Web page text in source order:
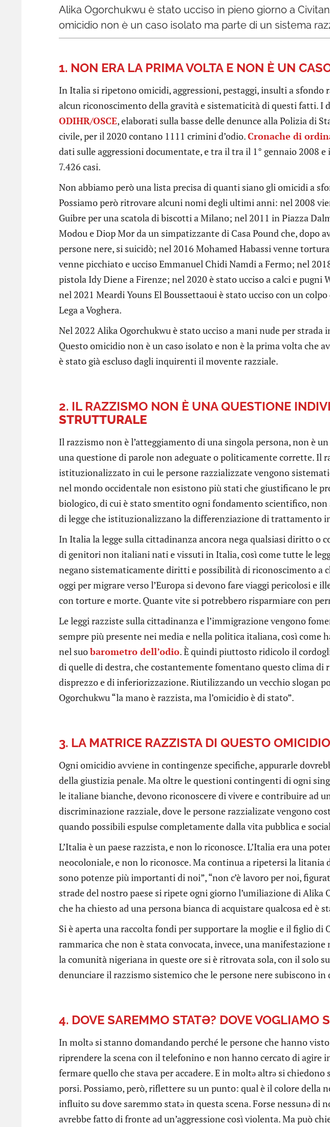
Alika Ogorchukwu è stato ucciso in pieno giorno a
omicidio non è un caso isolato ma parte di un sistema
1. NON ERA LA PRIMA VOLTA E NON È UN
In Italia si ripetono omicidi, aggressioni, pestaggi, insulti a sfondo
alcun riconoscimento della gravità e sistematicità di questi fatti. I
ODIHR/OSCE, elaborati sulla basse delle denunce alla Polizia di
civile, per il 2020 contano 1111 crimini d’odio.Cronache di
dati sulle aggressioni documentate, e tra il tra il 1° gennaio 2008
7.426 casi.
Non abbiamo però una lista precisa di quanti siano gli omicidi a
Possiamo però ritrovare alcuni nomi degli ultimi anni: nel 2008
Guibre per una scatola di biscotti a Milano; nel 2011 in Piazza
Modou e Diop Mor da un simpatizzante di Casa Pound che, dopo
persone nere, si suicidò; nel 2016 Mohamed Habassi venne
venne picchiato e ucciso Emmanuel Chidi Namdi a Fermo; nel
pistola Idy Diene a Firenze; nel 2020 è stato ucciso a calci e
nel 2021 Meardi Youns El Boussettaoui è stato ucciso con un
Lega a Voghera.
Nel 2022 Alika Ogorchukwu è stato ucciso a mani nude per
Questo omicidio non è un caso isolato e non è la prima volta che
è stato già escluso dagli inquirenti il movente razziale.
2. IL RAZZISMO NON È UNA QUESTIONE
STRUTTURALE
Il razzismo non è l’atteggiamento di una singola persona, non è
una questione di parole non adeguate o politicamente corrette. Il
istituzionalizzato in cui le persone razzializzate vengono
nel mondo occidentale non esistono più stati che giustificano le
biologico, di cui è stato smentito ogni fondamento scientifico,
di legge che istituzionalizzano la differenziazione di trattamento
In Italia la legge sulla cittadinanza ancora nega qualsiasi diritto o
di genitori non italiani nati e vissuti in Italia, così come tutte le
negano sistematicamente diritti e possibilità di riconoscimento a
oggi per migrare verso l’Europa si devono fare viaggi pericolosi e
con torture e morte. Quante vite si potrebbero risparmiare con
Le leggi razziste sulla cittadinanza e l’immigrazione vengono
sempre più presente nei media e nella politica italiana, così
nel suobarometro dell’odio. È quindi piuttosto ridicolo il
di quelle di destra, che costantemente fomentano questo clima
disprezzo e di inferiorizzazione. Riutilizzando un vecchio slogan
Ogorchukwu “la mano è razzista, ma l’omicidio è di stato”.
3. LAMATRICE RAZZISTA DI QUESTO OMICIDIO
Ogni omicidio avviene in contingenze specifiche, appurarle
della giustizia penale. Ma oltre le questioni contingenti di ogni
le italiane bianche, devono riconoscere di vivere e contribuire ad
discriminazione razziale, dove le persone razzializate vengono
quando possibili espulse completamente dalla vita pubblica e
L’Italia è un paese razzista, e non lo riconosce. L’Italia era una
neocoloniale, e non lo riconosce. Ma continua a ripetersi la litania
sono potenze più importanti di noi”, “non c’è lavoro per noi,
strade del nostro paese si ripete ogni giorno l’umiliazione di Alika
che ha chiesto ad una persona bianca di acquistare qualcosa ed è
Si è aperta una raccolta fondi per supportare la moglie e il figlio di
rammarica che non è stata convocata, invece, una
la comunità nigeriana in queste ore si è ritrovata sola, con il solo
denunciare il razzismo sistemico che le persone nere subiscono in
4. DOVE SAREMMO STATƏ? DOVE VOGLIAMO
In moltə si stanno domandando perché le persone che hanno
riprendere la scena con il telefonino e non hanno cercato di agire
fermare quello che stava per accadere. E in moltə altrə si chiedono
porsi. Possiamo, però, riflettere su un punto: qual è il colore della
influito su dove saremmo statə in questa scena. Forse nessunə di
avrebbe fatto di fronte ad un’aggressione così violenta. Ma può